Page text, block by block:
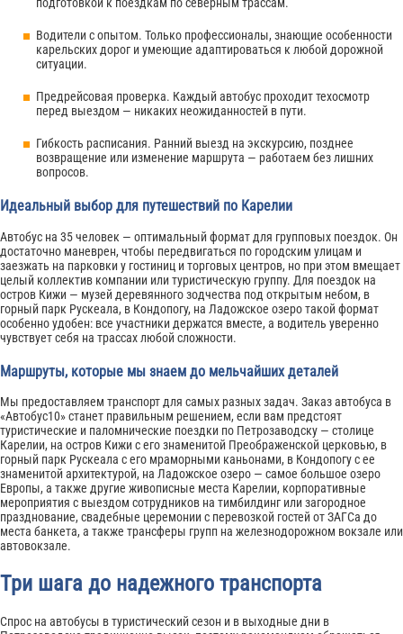
подготовкой к поездкам по северным трассам.
Водители с опытом. Только профессионалы, знающие особенности
карельских дорог и умеющие адаптироваться к любой дорожной
ситуации.
Предрейсовая проверка. Каждый автобус проходит техосмотр
перед выездом — никаких неожиданностей в пути.
Гибкость расписания. Ранний выезд на экскурсию, позднее
возвращение или изменение маршрута — работаем без лишних
вопросов.
Идеальный выбор для путешествий по Карелии
Автобус на 35 человек — оптимальный формат для групповых поездок. Он
достаточно маневрен, чтобы передвигаться по городским улицам и
заезжать на парковки у гостиниц и торговых центров, но при этом вмещает
целый коллектив компании или туристическую группу. Для поездок на
остров Кижи — музей деревянного зодчества под открытым небом, в
горный парк Рускеала, в Кондопогу, на Ладожское озеро такой формат
особенно удобен: все участники держатся вместе, а водитель уверенно
чувствует себя на трассах любой сложности.
Маршруты, которые мы знаем до мельчайших деталей
Мы предоставляем транспорт для самых разных задач. Заказ автобуса в
«Автобус10» станет правильным решением, если вам предстоят
туристические и паломнические поездки по Петрозаводску — столице
Карелии, на остров Кижи с его знаменитой Преображенской церковью, в
горный парк Рускеала с его мраморными каньонами, в Кондопогу с ее
знаменитой архитектурой, на Ладожское озеро — самое большое озеро
Европы, а также другие живописные места Карелии, корпоративные
мероприятия с выездом сотрудников на тимбилдинг или загородное
празднование, свадебные церемонии с перевозкой гостей от ЗАГСа до
места банкета, а также трансферы групп на железнодорожном вокзале или
автовокзале.
Три шага до надежного транспорта
Спрос на автобусы в туристический сезон и в выходные дни в